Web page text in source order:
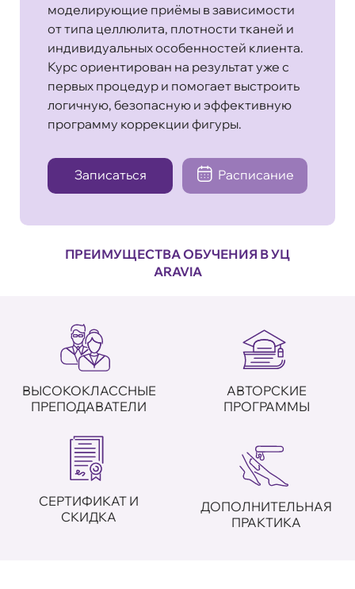
моделирующие приёмы в зависимости
от типа целлюлита, плотности тканей и
индивидуальных особенностей клиента.
Курс ориентирован на результат уже с
первых процедур и помогает выстроить
логичную, безопасную и эффективную
программу коррекции фигуры.
Записаться Расписание
ПРЕИМУЩЕСТВА ОБУЧЕНИЯ В УЦ
ARAVIA
ВЫСОКОКЛАССНЫЕ
ПРЕПОДАВАТЕЛИ
АВТОРСКИЕ
ПРОГРАММЫ
СЕРТИФИКАТ И
СКИДКА
ДОПОЛНИТЕЛЬНАЯ
ПРАКТИКА